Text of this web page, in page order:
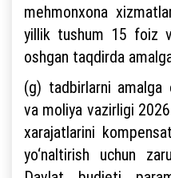
mehmonxona
yillik tushum 15 foiz
oshgan taqdirda
(g) tadbirlarni amalga
va moliya vazirligi
xarajatlarini
yo‘naltirish uchun